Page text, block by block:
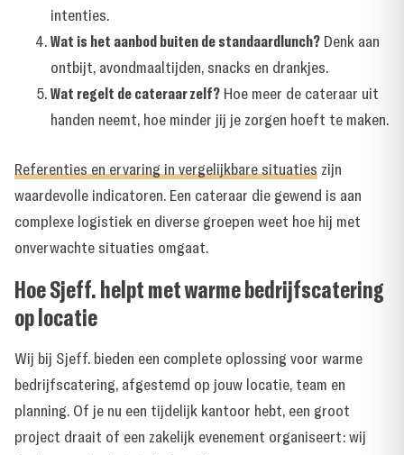
intenties.
Wat is het aanbod buiten de standaardlunch? Denk aan
ontbijt, avondmaaltijden, snacks en drankjes.
Wat regelt de cateraar zelf? Hoe meer de cateraar uit
handen neemt, hoe minder jij je zorgen hoeft te maken.
Referenties en ervaring in vergelijkbare situaties zijn
waardevolle indicatoren. Een cateraar die gewend is aan
complexe logistiek en diverse groepen weet hoe hij met
onverwachte situaties omgaat.
Hoe Sjeff. helpt met warme bedrijfscatering
op locatie
Wij bij Sjeff. bieden een complete oplossing voor warme
bedrijfscatering, afgestemd op jouw locatie, team en
planning. Of je nu een tijdelijk kantoor hebt, een groot
project draait of een zakelijk evenement organiseert: wij